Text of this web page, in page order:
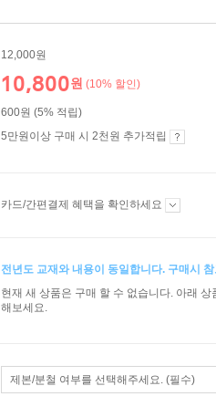
12,000원
10,800원 (10% 할인)
600원 (5% 적립)
5만원이상 구매 시 2천원 추가적립
카드/간편결제 혜택을 확인하세요
전년도 교재와 내용이 동일합니다. 구매시
현재 새 상품은 구매 할 수 없습니다. 아래
해보세요.
제본/분철 여부를 선택해주세요. (필수)